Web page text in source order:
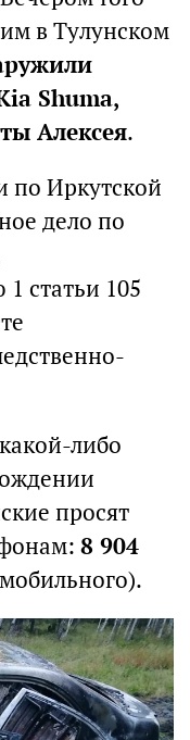
в Тулунском
Shuma,
Алексея.
по Иркутской
дело по
статьи 105
либо
просят
8 904